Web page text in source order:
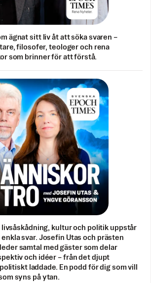
ägnat sitt liv åt att söka svaren –
filosofer, teologer och rena
som brinner för att förstå.
livsåskådning, kultur och politik uppstår
svar. Josefin Utas och prästen
samtal med gäster som delar
och idéer – från det djupt
laddade. En podd för dig som vill
syns på ytan.